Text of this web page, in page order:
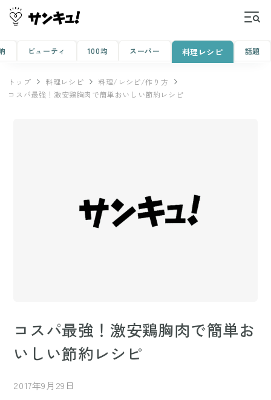
ビューティ 100均 スーパー 料理レシピ 話題
トップ 料理レシピ
料理/レシピ/作り方
コスパ最強！激安鶏胸肉で簡単おいしい節約レシピ
コスパ最強！激安鶏胸肉で簡単お
いしい節約レシピ
2017年9月29日